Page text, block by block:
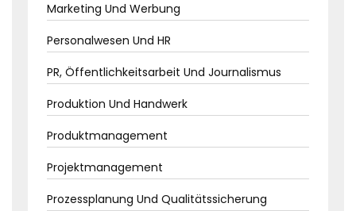
Marketing Und Werbung
Personalwesen Und HR
PR, Öffentlichkeitsarbeit Und Journalismus
Produktion Und Handwerk
Produktmanagement
Projektmanagement
Prozessplanung Und Qualitätssicherung